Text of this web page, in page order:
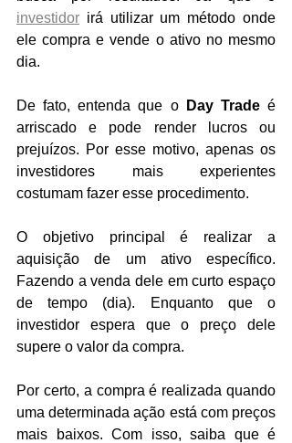
investidor irá utilizar um método onde
ele compra e vende o ativo no mesmo
dia.
De fato, entenda que o Day Trade é
arriscado e pode render lucros ou
prejuízos. Por esse motivo, apenas os
investidores mais experientes
costumam fazer esse procedimento.
O objetivo principal é realizar a
aquisição de um ativo específico.
Fazendo a venda dele em curto espaço
de tempo (dia). Enquanto que o
investidor espera que o preço dele
supere o valor da compra.
Por certo, a compra é realizada quando
uma determinada ação está com preços
mais baixos. Com isso, saiba que é